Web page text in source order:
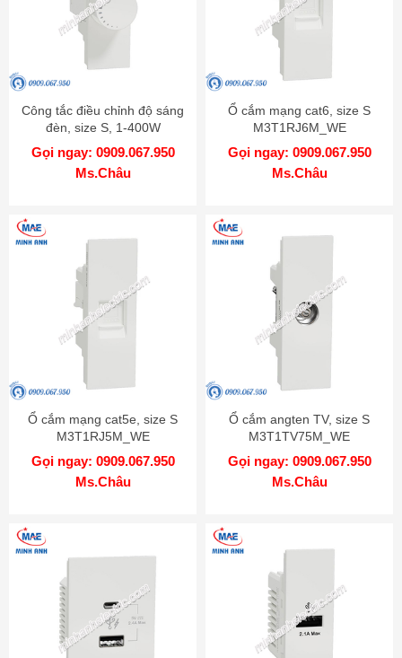
Công tắc điều chỉnh độ sáng
đèn, size S, 1-400W
M3T1V400DM_WE
Gọi ngay: 0909.067.950
Ms.Châu
Ổ cắm mạng cat6, size S
M3T1RJ6M_WE
Gọi ngay: 0909.067.950
Ms.Châu
Ổ cắm mạng cat5e, size S
M3T1RJ5M_WE
Gọi ngay: 0909.067.950
Ms.Châu
Ổ cắm angten TV, size S
M3T1TV75M_WE
Gọi ngay: 0909.067.950
Ms.Châu